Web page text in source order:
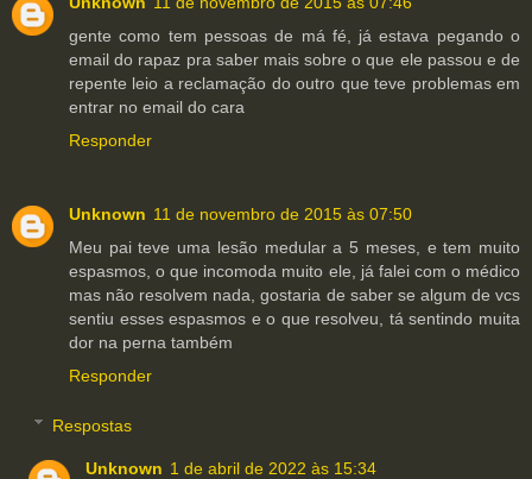
gente como tem pessoas de má fé, já estava pegando o
email do rapaz pra saber mais sobre o que ele passou e de
repente leio a reclamação do outro que teve problemas em
entrar no email do cara
Responder
Unknown 11 de novembro de 2015 às 07:50
Meu pai teve uma lesão medular a 5 meses, e tem muito
espasmos, o que incomoda muito ele, já falei com o médico
mas não resolvem nada, gostaria de saber se algum de vcs
sentiu esses espasmos e o que resolveu, tá sentindo muita
dor na perna também
Responder
Respostas
Unknown 1 de abril de 2022 às 15:34